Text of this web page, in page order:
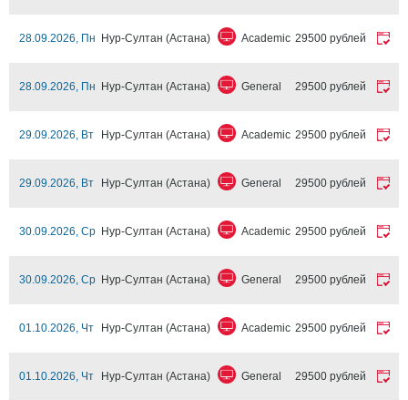
28.09.2026, Пн Нур-Султан (Астана) Academic 29500 рублей
28.09.2026, Пн Нур-Султан (Астана) General 29500 рублей
29.09.2026, Вт Нур-Султан (Астана) Academic 29500 рублей
29.09.2026, Вт Нур-Султан (Астана) General 29500 рублей
30.09.2026, Ср Нур-Султан (Астана) Academic 29500 рублей
30.09.2026, Ср Нур-Султан (Астана) General 29500 рублей
01.10.2026, Чт Нур-Султан (Астана) Academic 29500 рублей
01.10.2026, Чт Нур-Султан (Астана) General 29500 рублей